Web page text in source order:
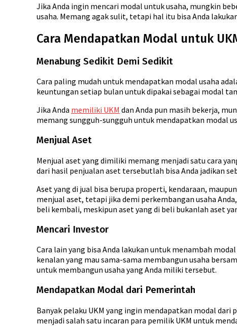
Jika Anda ingin mencari modal untuk usaha, mungkin
usaha. Memang agak sulit, tetapi hal itu bisa Anda
Cara Mendapatkan Modal untuk
Menabung Sedikit Demi Sedikit
Cara paling mudah untuk mendapatkan modal usaha
keuntungan setiap bulan untuk dipakai sebagai modal
Jika Anda memiliki UKM dan Anda pun masih bekerja,
memang sungguh-sungguh untuk mendapatkan modal
Menjual Aset
Menjual aset yang dimiliki memang menjadi satu cara
dari hasil penjualan aset tersebutlah bisa Anda jadikan
Aset yang di jual bisa berupa properti, kendaraan,
menjual aset, tetapi jika demi perkembangan usaha
beli kembali, meskipun aset yang di beli bukanlah aset
Mencari Investor
Cara lain yang bisa Anda lakukan untuk menambah
kenalan yang mau sama-sama membangun usaha
untuk membangun usaha yang Anda miliki tersebut.
Mendapatkan Modal dari Pemerintah
Banyak pelaku UKM yang ingin mendapatkan modal
menjadi salah satu incaran para pemilik UKM untuk